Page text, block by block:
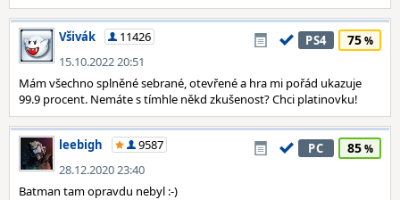
Všivák
11426
15.10.2022 20:51
PS4 75
Mám všechno splněné sebrané, otevřené a hra mi pořád ukazuje
99.9 procent. Nemáte s tímhle někd zkušenost? Chci platinovku!
leebigh
9587
28.12.2020 23:40
PC 85
Batman tam opravdu nebyl :-)